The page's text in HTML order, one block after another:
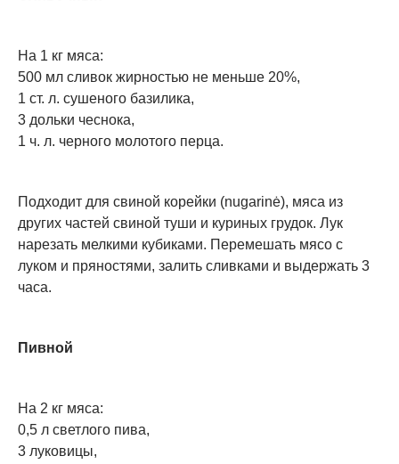
На 1 кг мяса:
500 мл сливок жирностью не меньше 20%,
1 ст. л. сушеного базилика,
3 дольки чеснока,
1 ч. л. черного молотого перца.
Подходит для свиной корейки (nugarinė), мяса из
других частей свиной туши и куриных грудок. Лук
нарезать мелкими кубиками. Перемешать мясо с
луком и пряностями, залить сливками и выдержать 3
часа.
Пивной
На 2 кг мяса:
0,5 л светлого пива,
3 луковицы,